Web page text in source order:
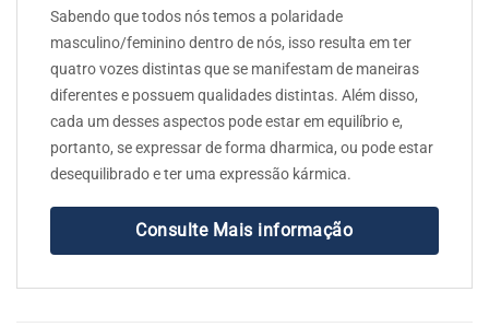
Sabendo que todos nós temos a polaridade
masculino/feminino dentro de nós, isso resulta em ter
quatro vozes distintas que se manifestam de maneiras
diferentes e possuem qualidades distintas. Além disso,
cada um desses aspectos pode estar em equilíbrio e,
portanto, se expressar de forma dharmica, ou pode estar
desequilibrado e ter uma expressão kármica.
Consulte Mais informação